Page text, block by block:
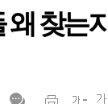
찾는지